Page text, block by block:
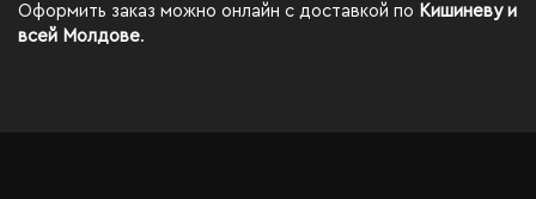
Оформить заказ можно онлайн с доставкой по Кишиневу и
всей Молдове.